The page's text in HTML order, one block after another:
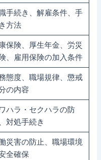
手続き、解雇条件、手
方法
保険、厚生年金、労災
、雇用保険の加入条件
態度、職場規律、懲戒
の内容
ハラ・セクハラの防
対処手続き
災害の防止、職場環境
全確保